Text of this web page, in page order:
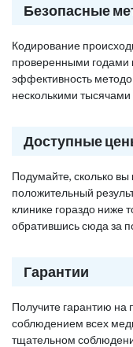
Безопасные
Кодирование
проверенными годами
эффективность
несколькими тысячами
Доступные
Подумайте, сколько
положительный
клинике гораздо ниже
обратившись сюда за
Гарантии
Получите гарантию
соблюдением всех
тщательном